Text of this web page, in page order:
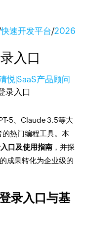
快速开发平台/2026
入口
悦|SaaS产品顾问
5、Claude 3.5等大
热门编程工具。本
口及使用指南 ，并探
成果转化为企业级的
录入口与基